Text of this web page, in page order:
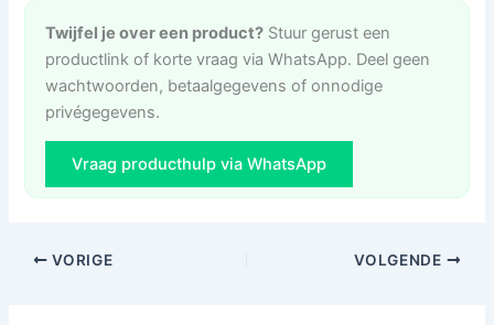
Twijfel je over een product? Stuur gerust een
productlink of korte vraag via WhatsApp. Deel geen
wachtwoorden, betaalgegevens of onnodige
privégegevens.
Vraag producthulp via WhatsApp
VORIGE VOLGENDE